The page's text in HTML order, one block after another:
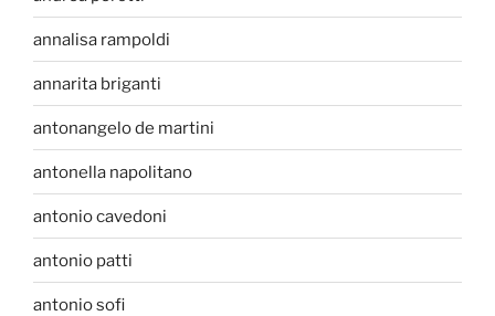
annalisa rampoldi
annarita briganti
antonangelo de martini
antonella napolitano
antonio cavedoni
antonio patti
antonio sofi